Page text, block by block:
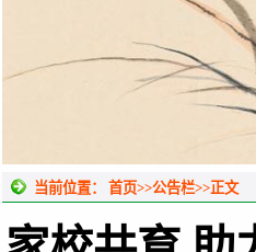
当前位置：首页>>公告栏>>正文